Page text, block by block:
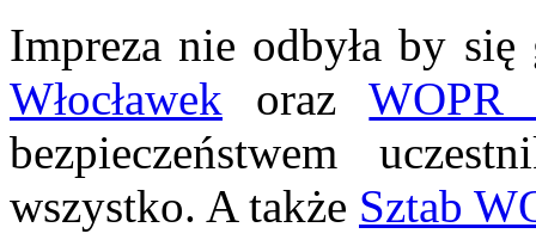
Impreza nie odbyła by
Włocławek orazWOPR
bezpieczeństwem
wszystko. A także Sztab